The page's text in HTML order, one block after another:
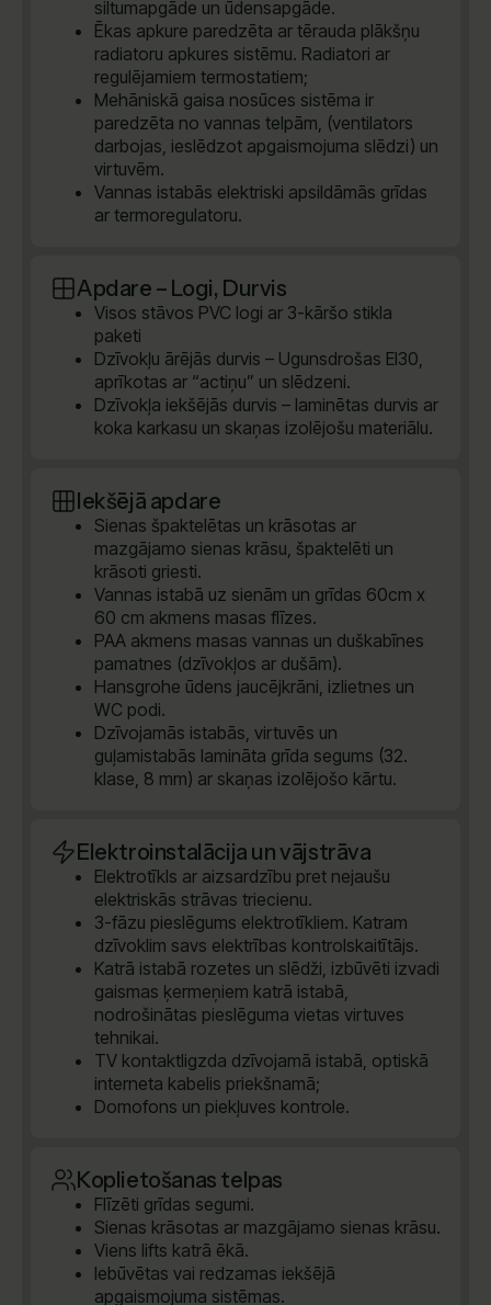
siltumapgāde un ūdensapgāde.
Ēkas apkure paredzēta ar tērauda plākšņu
radiatoru apkures sistēmu. Radiatori ar
regulējamiem termostatiem;
Mehāniskā gaisa nosūces sistēma ir
paredzēta no vannas telpām, (ventilators
darbojas, ieslēdzot apgaismojuma slēdzi) un
virtuvēm.
Vannas istabās elektriski apsildāmās grīdas
ar termoregulatoru.
Apdare – Logi, Durvis
Visos stāvos PVC logi ar 3-kāršo stikla
paketi
Dzīvokļu ārējās durvis – Ugunsdrošas EI30,
aprīkotas ar “actiņu” un slēdzeni.
Dzīvokļa iekšējās durvis – laminētas durvis ar
koka karkasu un skaņas izolējošu materiālu.
Iekšējā apdare
Sienas špaktelētas un krāsotas ar
mazgājamo sienas krāsu, špaktelēti un
krāsoti griesti.
Vannas istabā uz sienām un grīdas 60cm x
60 cm akmens masas flīzes.
PAA akmens masas vannas un duškabīnes
pamatnes (dzīvokļos ar dušām).
Hansgrohe ūdens jaucējkrāni, izlietnes un
WC podi.
Dzīvojamās istabās, virtuvēs un
guļamistabās lamināta grīda segums (32.
klase, 8 mm) ar skaņas izolējošo kārtu.
Elektroinstalācija un vājstrāva
Elektrotīkls ar aizsardzību pret nejaušu
elektriskās strāvas triecienu.
3-fāzu pieslēgums elektrotīkliem. Katram
dzīvoklim savs elektrības kontrolskaitītājs.
Katrā istabā rozetes un slēdži, izbūvēti izvadi
gaismas ķermeņiem katrā istabā,
nodrošinātas pieslēguma vietas virtuves
tehnikai.
TV kontaktligzda dzīvojamā istabā, optiskā
interneta kabelis priekšnamā;
Domofons un piekļuves kontrole.
Koplietošanas telpas
Flīzēti grīdas segumi.
Sienas krāsotas ar mazgājamo sienas krāsu.
Viens lifts katrā ēkā.
Iebūvētas vai redzamas iekšējā
apgaismojuma sistēmas.